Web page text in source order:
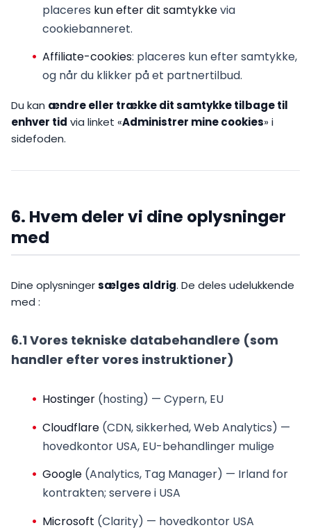
placeres kun efter dit samtykkevia
cookiebanneret.
Affiliate-cookies: placeres kun efter samtykke,
og når du klikker på et partnertilbud.
Du kan ændre eller trække dit samtykke tilbage til
enhver tid via linket «Administrer mine cookies» i
sidefoden.
6. Hvem deler vi dine oplysninger
med
Dine oplysningersælges aldrig. De deles udelukkende
med :
6.1 Vores tekniske databehandlere (som
handler efter vores instruktioner)
Hostinger (hosting) — Cypern, EU
Cloudflare (CDN, sikkerhed, Web Analytics) —
hovedkontor USA, EU-behandlinger mulige
Google (Analytics, Tag Manager) — Irland for
kontrakten; servere i USA
Microsoft (Clarity) — hovedkontor USA